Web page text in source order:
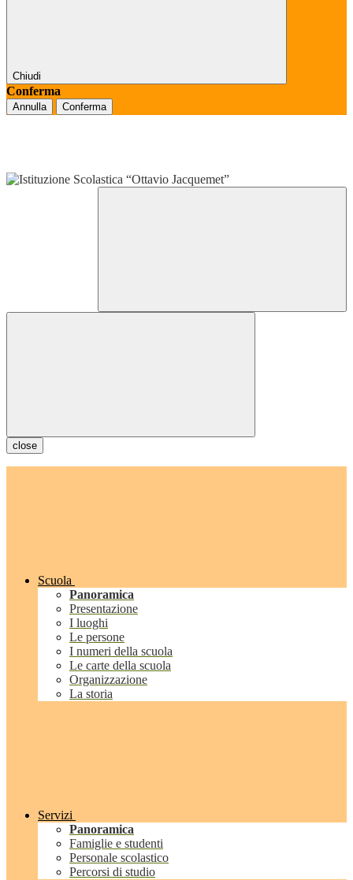
Chiudi
Conferma
Annulla Conferma
close
Scuola
Panoramica
Presentazione
I luoghi
Le persone
I numeri della scuola
Le carte della scuola
Organizzazione
La storia
Servizi
Panoramica
Famiglie e studenti
Personale scolastico
Percorsi di studio